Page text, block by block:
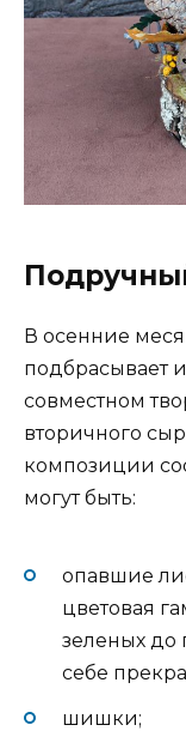
В осенние
подбрасывает
совместном
вторичного
композиции
могут быть:
опавшие
цветовая
зеленых до
себе
шишки;